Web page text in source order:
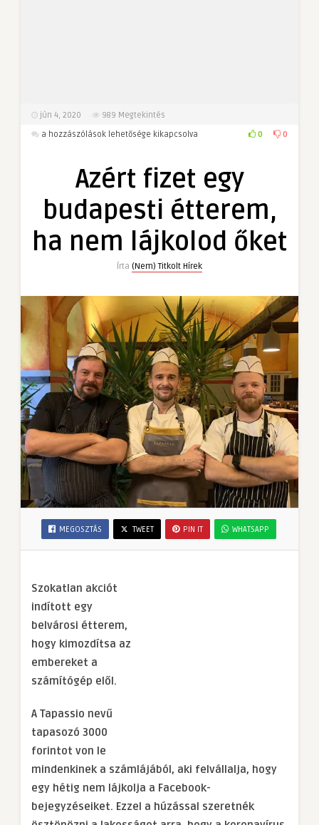
jún 4, 2020 989 Megtekintés
Azért
budapesti
lájkolod
a hozzászólások lehetősége kikapcsolva 0 0
Azért fizet egy
budapesti étterem,
ha nem lájkolod őket
Írta (Nem) Titkolt Hírek
MEGOSZTÁS TWEET PIN IT WHATSAPP
Szokatlan akciót
indított egy
belvárosi étterem,
hogy kimozdítsa az
embereket a
számítógép elől.
A Tapassio nevű
tapasozó 3000
forintot von le
mindenkinek a számlájából, aki felvállalja, hogy
egy hétig nem lájkolja a Facebook-
bejegyzéseiket. Ezzel a húzással szeretnék